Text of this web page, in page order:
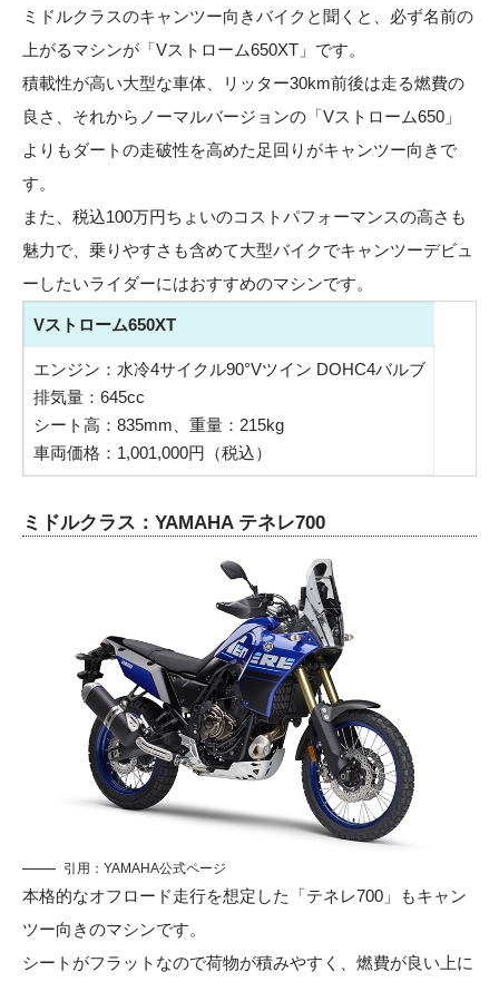
ミドルクラスのキャンツー向きバイクと聞くと、必ず名前の
上がるマシンが「Vストローム650XT」です。
積載性が高い大型な車体、リッター30km前後は走る燃費の
良さ、それからノーマルバージョンの「Vストローム650」
よりもダートの走破性を高めた足回りがキャンツー向きで
す。
また、税込100万円ちょいのコストパフォーマンスの高さも
魅力で、乗りやすさも含めて大型バイクでキャンツーデビュ
ーしたいライダーにはおすすめのマシンです。
Vストローム650XT
エンジン：水冷4サイクル90°Vツイン DOHC4バルブ
排気量：645cc
シート高：835mm、重量：215kg
車両価格：1,001,000円（税込）
ミドルクラス：YAMAHA テネレ700
引用： YAMAHA公式ページ
本格的なオフロード走行を想定した「テネレ700」もキャン
ツー向きのマシンです。
シートがフラットなので荷物が積みやすく、燃費が良い上に